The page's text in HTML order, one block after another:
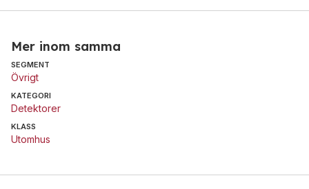
Mer inom samma
SEGMENT
Övrigt
KATEGORI
Detektorer
KLASS
Utomhus